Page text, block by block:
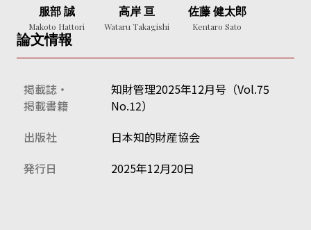
服部 誠
Makoto Hattori
高岸 亘
Wataru Takagishi
佐藤 健太郎
Kentaro Sato
論文情報
掲載誌・
掲載書籍
知財管理2025年12月号（Vol.75
No.12）
出版社
日本知的財産協会
発行日
2025年12月20日